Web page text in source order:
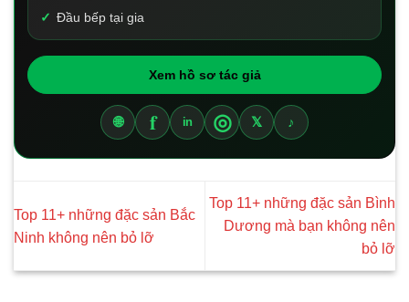
Đầu bếp tại gia
Xem hồ sơ tác giả
🌐 f in ◎ 𝕏 ♪
Top 11+ những đặc sản Bắc
Ninh không nên bỏ lỡ
Top 11+ những đặc sản Bình
Dương mà bạn không nên
bỏ lỡ